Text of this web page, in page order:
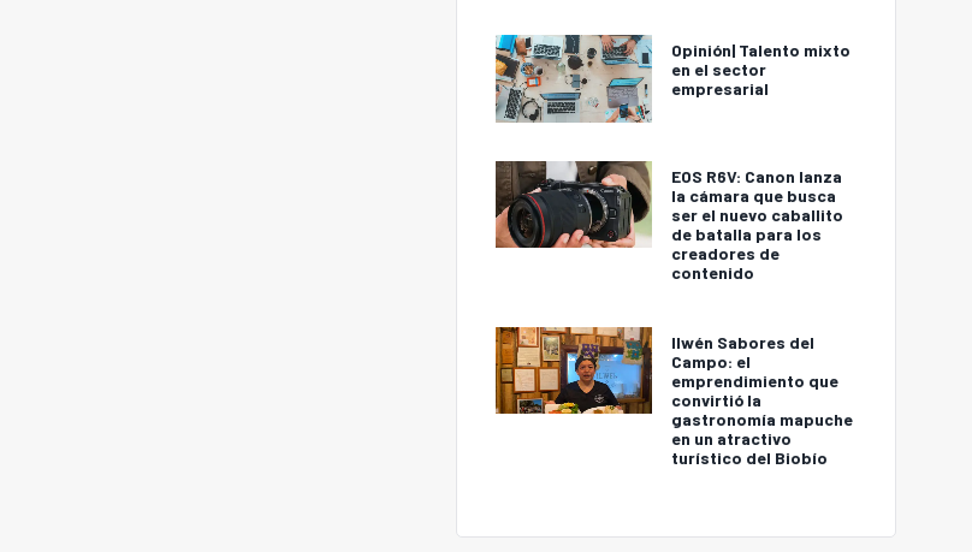
Opinión| Talento mixto
en el sector
empresarial
EOS R6V: Canon lanza
la cámara que busca
ser el nuevo caballito
de batalla para los
creadores de
contenido
Ilwén Sabores del
Campo: el
emprendimiento que
convirtió la
gastronomía mapuche
en un atractivo
turístico del Biobío